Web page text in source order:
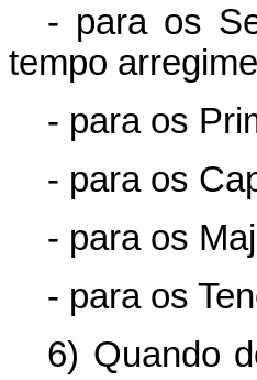
- para os
tempo
- para os
- para os
- para os
- para os
6) Quando